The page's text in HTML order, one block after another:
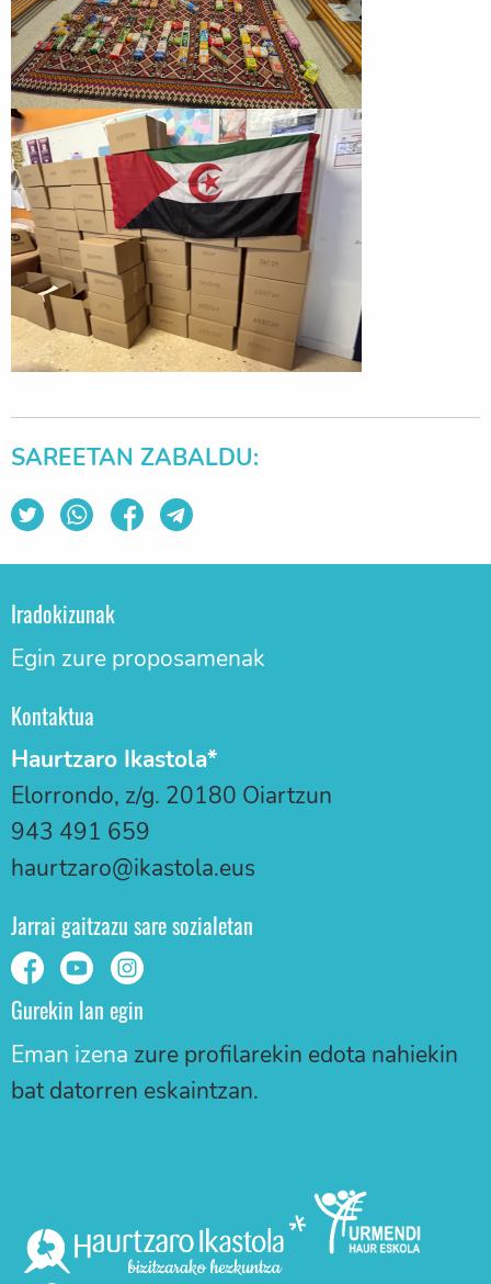
SAREETAN ZABALDU:
Iradokizunak
Egin zure proposamenak
Kontaktua
Haurtzaro Ikastola*
Elorrondo, z/g. 20180 Oiartzun
943 491 659
haurtzaro@ikastola.eus
Jarrai gaitzazu sare sozialetan
Gurekin lan egin
Eman izena zure profilarekin edota nahiekin
bat datorren eskaintzan.